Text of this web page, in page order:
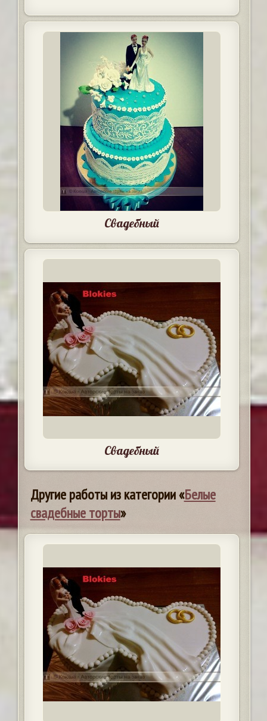
Свадебный
Свадебный
Другие работы из категории «Белые
свадебные торты»